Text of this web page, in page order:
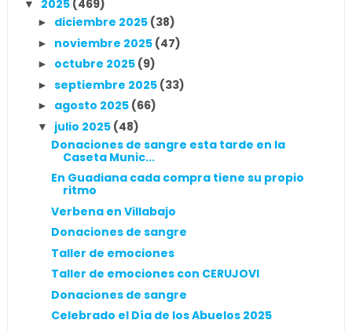
▼ 2025 (469)
► diciembre 2025 (38)
► noviembre 2025 (47)
► octubre 2025 (9)
► septiembre 2025 (33)
► agosto 2025 (66)
▼ julio 2025 (48)
Donaciones de sangre esta tarde en la
Caseta Munic...
En Guadiana cada compra tiene su propio
ritmo
Verbena en Villabajo
Donaciones de sangre
Taller de emociones
Taller de emociones con CERUJOVI
Donaciones de sangre
Celebrado el Día de los Abuelos 2025